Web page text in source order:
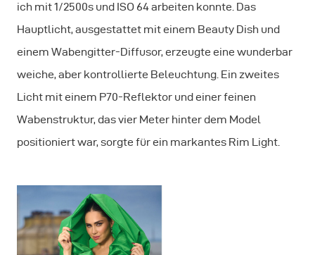
ich mit 1/2500s und ISO 64 arbeiten konnte. Das
Hauptlicht, ausgestattet mit einem Beauty Dish und
einem Wabengitter-Diffusor, erzeugte eine wunderbar
weiche, aber kontrollierte Beleuchtung. Ein zweites
Licht mit einem P70-Reflektor und einer feinen
Wabenstruktur, das vier Meter hinter dem Model
positioniert war, sorgte für ein markantes Rim Light.